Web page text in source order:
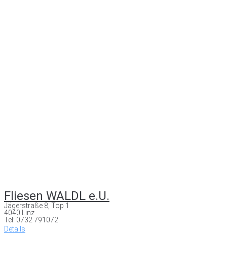
Fliesen WALDL e.U.
Jägerstraße 8, Top 1
4040 Linz
Tel: 0732 791072
Details